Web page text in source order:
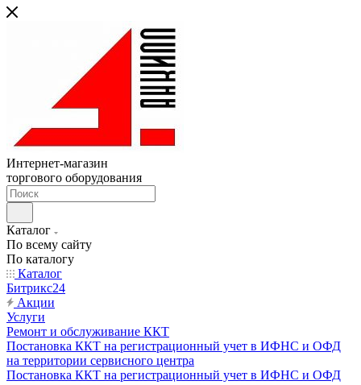
Интернет-магазин
торгового оборудования
Каталог
По всему сайту
По каталогу
Каталог
Битрикс24
Акции
Услуги
Ремонт и обслуживание ККТ
Постановка ККТ на регистрационный учет в ИФНС и ОФД
на территории сервисного центра
Постановка ККТ на регистрационный учет в ИФНС и ОФД